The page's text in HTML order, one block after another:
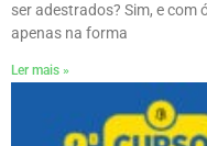
ser adestrados? Sim, e
apenas na forma
Ler mais »